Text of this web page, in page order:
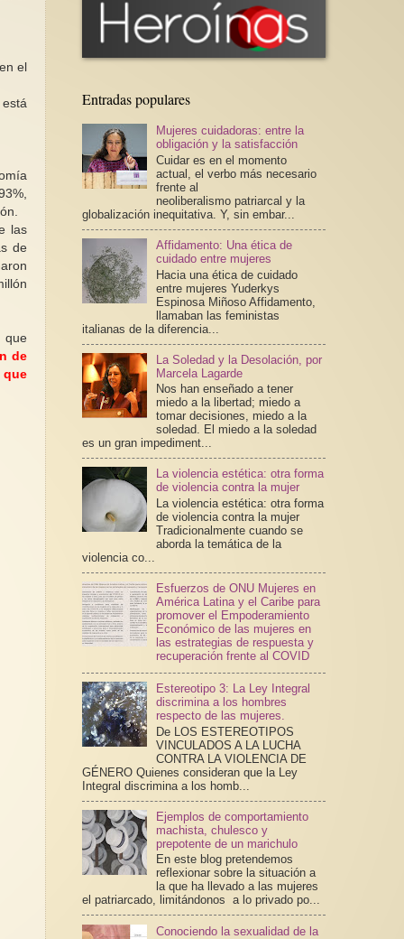
el
las
de
que
de
que
Entradas populares
Mujeres cuidadoras: entre la
obligación y la satisfacción
Cuidar es en el momento
actual, el verbo más necesario
frente al
neoliberalismo patriarcal y la
globalización inequitativa. Y, sin embar...
Affidamento: Una ética de
cuidado entre mujeres
Hacia una ética de cuidado
entre mujeres Yuderkys
Espinosa Miñoso Affidamento,
llamaban las feministas
italianas de la diferencia...
La Soledad y la Desolación, por
Marcela Lagarde
Nos han enseñado a tener
miedo a la libertad; miedo a
tomar decisiones, miedo a la
soledad. El miedo a la soledad
es un gran impediment...
La violencia estética: otra forma
de violencia contra la mujer
La violencia estética: otra forma
de violencia contra la mujer
Tradicionalmente cuando se
aborda la temática de la
violencia co...
Esfuerzos de ONU Mujeres en
América Latina y el Caribe para
promover el Empoderamiento
Económico de las mujeres en
las estrategias de respuesta y
recuperación frente al COVID
Estereotipo 3: La Ley Integral
discrimina a los hombres
respecto de las mujeres.
De LOS ESTEREOTIPOS
VINCULADOS A LA LUCHA
CONTRA LA VIOLENCIA DE
GÉNERO Quienes consideran que la Ley
Integral discrimina a los homb...
Ejemplos de comportamiento
machista, chulesco y
prepotente de un marichulo
En este blog pretendemos
reflexionar sobre la situación a
la que ha llevado a las mujeres
el patriarcado, limitándonos a lo privado po...
Conociendo la sexualidad de la